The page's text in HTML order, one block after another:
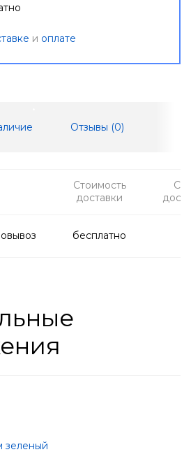
и оплате
Отзывы (0)
Стоимость
доставки
бесплатно
зеленый